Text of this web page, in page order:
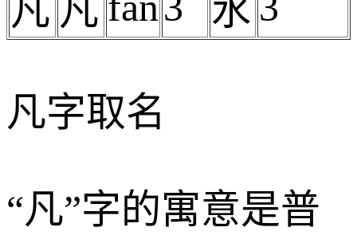
凡 凡 水
凡字取名
“凡”字的寓意是普